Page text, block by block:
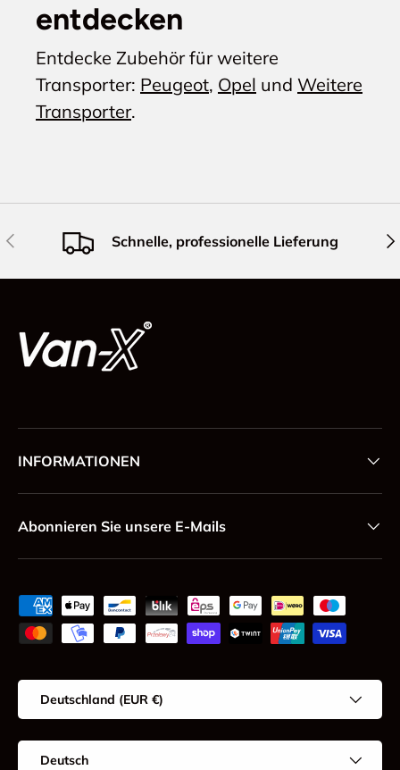
entdecken
Entdecke Zubehör für weitere
Transporter: Peugeot, Opel und Weitere
Transporter.
Vorherige Schnelle, professionelle Lieferung
INFORMATIONEN
Abonnieren Sie unsere E-Mails
Zahlungsmethoden
Land/Region
Deutschland (EUR €)
Sprache
Deutsch